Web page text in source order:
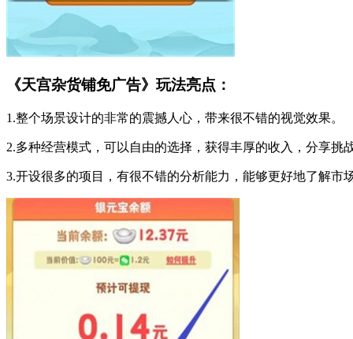
《天宫杂货铺免广告》玩法亮点：
1.整个场景设计的非常的震撼人心，带来很不错的视觉效果。
2.多种经营模式，可以自由的选择，获得丰厚的收入，分享挑
3.开设很多的项目，有很不错的分析能力，能够更好地了解市场